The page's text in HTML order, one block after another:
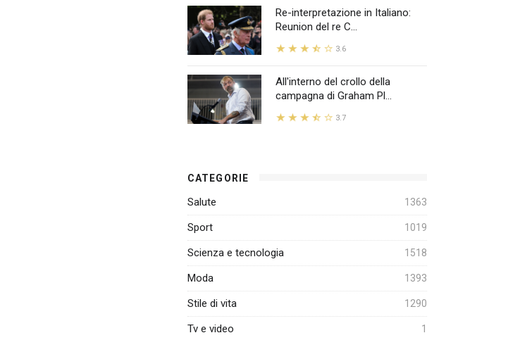
Re-interpretazione in Italiano:
Reunion del re C...
3.6
All'interno del crollo della
campagna di Graham Pl...
3.7
CATEGORIE
Salute 1363
Sport 1019
Scienza e tecnologia 1518
Moda 1393
Stile di vita 1290
Tv e video 1